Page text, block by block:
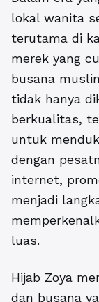
lokal wanita
terutama di
merek yang
busana
tidak hanya
berkualitas,
untuk
dengan
internet,
menjadi
luas.
Hijab Zoya
dan busana